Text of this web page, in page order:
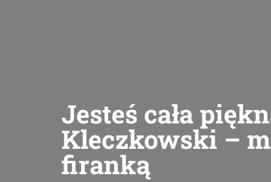
Jesteś cała
Kleczkowski –
firanką